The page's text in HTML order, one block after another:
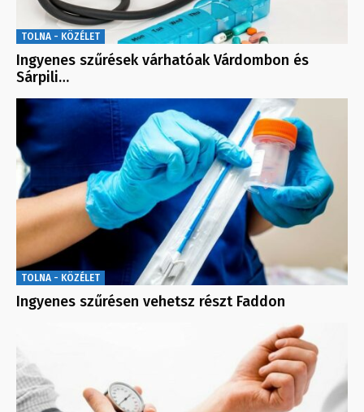
TOLNA - KÖZÉLET
Ingyenes szűrések várhatóak Várdombon és
Sárpili…
TOLNA - KÖZÉLET
Ingyenes szűrésen vehetsz részt Faddon